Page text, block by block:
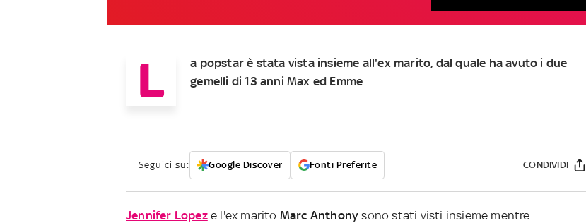
L
a popstar è stata vista insieme all'ex marito, dal quale ha avuto i due
gemelli di 13 anni Max ed Emme
Seguici su: Google Discover Fonti Preferite CONDIVIDI
Jennifer Lopeze l'ex marito Marc Anthonysono stati visti insieme mentre